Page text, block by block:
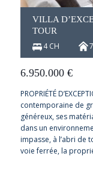
VILLA
TOUR
4 CH
6.950.000€
PROPRIÉTÉ
contemporaine de
généreux, ses
dans un
impasse, à l’abri de
voie ferrée, la